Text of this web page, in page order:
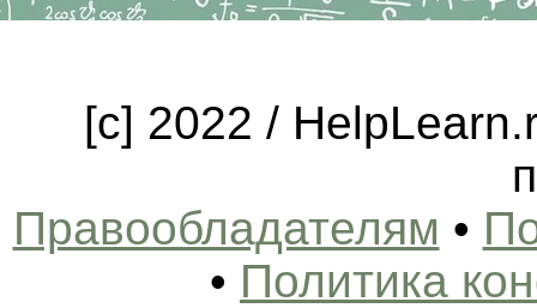
[c] 2022 /
Правообладателям •
• Политика